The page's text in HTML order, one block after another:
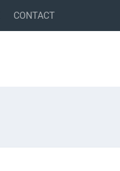
CONTACT